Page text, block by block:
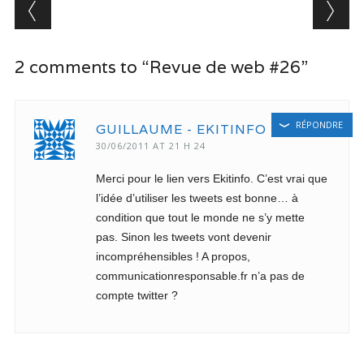
2 comments to “Revue de web #26”
GUILLAUME - EKITINFO
30/06/2011 AT 21 H 24
Merci pour le lien vers Ekitinfo. C’est vrai que
l’idée d’utiliser les tweets est bonne… à
condition que tout le monde ne s’y mette
pas. Sinon les tweets vont devenir
incompréhensibles ! A propos,
communicationresponsable.fr n’a pas de
compte twitter ?
RÉPONDRE